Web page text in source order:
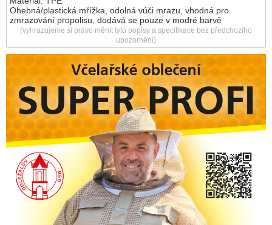
Ohebná/plastická mřížka, odolná vúči mrazu, vhodná pro
zmrazování propolisu, dodává se pouze v modré barvě
(vyhrazujeme si právo měnit tyto popisy a specifikace bez předchozího
upozornění)